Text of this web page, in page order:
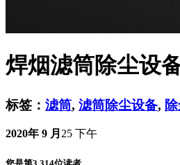
焊烟滤筒除尘设
标签： 滤筒, 滤筒除尘设备,
2020年 9 月 25 下午